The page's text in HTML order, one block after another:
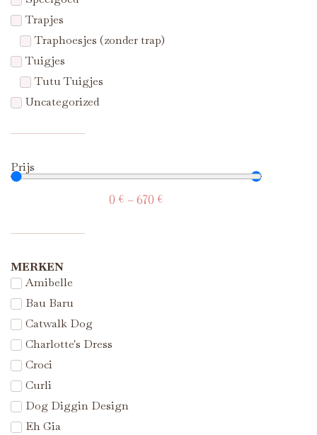
Trapjes
Traphoesjes (zonder trap)
Tuigjes
Tutu Tuigjes
Uncategorized
Prijs
0€ —670€
MERKEN
Amibelle
Bau Baru
Catwalk Dog
Charlotte's Dress
Croci
Curli
Dog Diggin Design
Eh Gia